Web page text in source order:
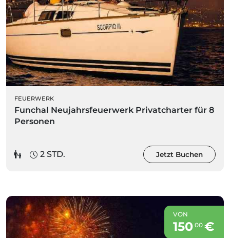
FEUERWERK
Funchal Neujahrsfeuerwerk Privatcharter für 8
Personen
2 STD. Jetzt Buchen
VON
150 00€